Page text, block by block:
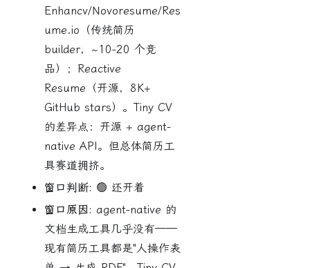
Enhancv/Novoresume/Res
ume.io（传统简历
builder，~10-20 个竞
品）；Reactive
Resume（开源，8K+
GitHub stars）。Tiny CV
的差异点：开源 + agent-
native API。但总体简历工
具赛道拥挤。
窗口判断: 🟢 还开着
窗口原因: agent-native 的
文档生成工具几乎没有——
现有简历工具都是"人操作表